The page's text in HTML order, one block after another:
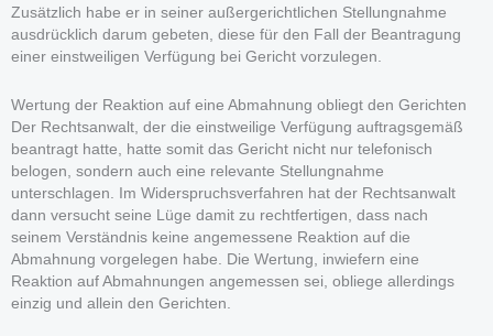
Zusätzlich habe er in seiner außergerichtlichen Stellungnahme
ausdrücklich darum gebeten, diese für den Fall der Beantragung
einer einstweiligen Verfügung bei Gericht vorzulegen.
Wertung der Reaktion auf eine Abmahnung obliegt den Gerichten
Der Rechtsanwalt, der die einstweilige Verfügung auftragsgemäß
beantragt hatte, hatte somit das Gericht nicht nur telefonisch
belogen, sondern auch eine relevante Stellungnahme
unterschlagen. Im Widerspruchsverfahren hat der Rechtsanwalt
dann versucht seine Lüge damit zu rechtfertigen, dass nach
seinem Verständnis keine angemessene Reaktion auf die
Abmahnung vorgelegen habe. Die Wertung, inwiefern eine
Reaktion auf Abmahnungen angemessen sei, obliege allerdings
einzig und allein den Gerichten.